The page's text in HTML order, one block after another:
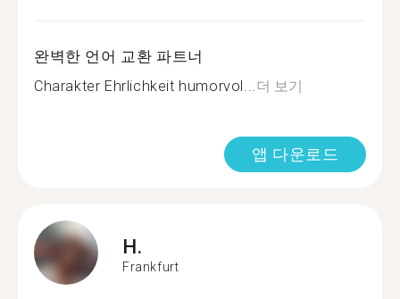
완벽한 언어 교환 파트너
Charakter Ehrlichkeit humorvol...더 보기
앱 다운로드
H.
Frankfurt